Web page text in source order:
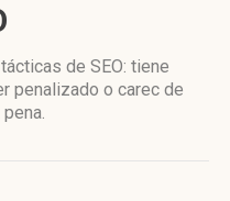
de SEO: tiene
penalizado o carec de